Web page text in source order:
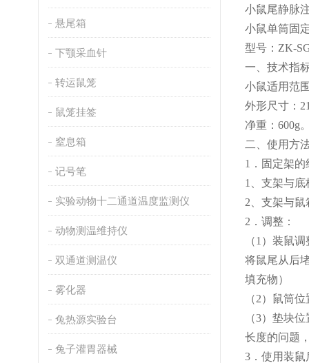
悬尾箱
下颚采血针
转运鼠笼
鼠笼挂签
窒息箱
记号笔
实验动物十二通道温度监测仪
动物测温维持仪
双通道测温仪
雾化器
兔热源实验台
兔子灌胃器械
小鼠尾静脉
小鼠单筒固
型号： ZK-
一、 技术指
小鼠适用范
外形尺寸：
净重： 600g
二
、使用方
1．固定架的
1、 支架与底
2、 支架与鼠
2．调整 ：
（1）装鼠
将鼠尾从后
填充物）
（2）鼠筒
（3）垫块
长度的问题
3．使用装鼠